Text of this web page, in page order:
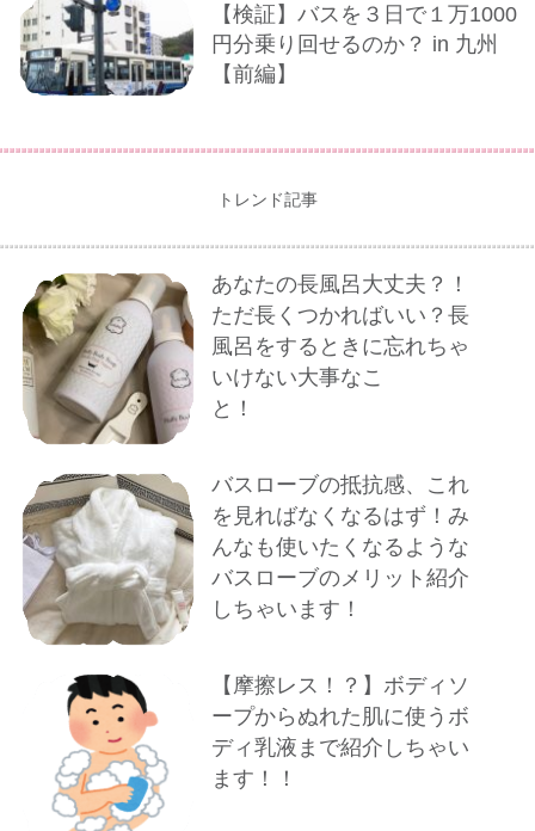
【検証】バスを３日で１万1000
円分乗り回せるのか？ in 九州
【前編】
トレンド記事
あなたの長風呂大丈夫？！
ただ長くつかればいい？長
風呂をするときに忘れちゃ
いけない大事なこ
と！
バスローブの抵抗感、これ
を見ればなくなるはず！み
んなも使いたくなるような
バスローブのメリット紹介
しちゃいます！
【摩擦レス！？】ボディソ
ープからぬれた肌に使うボ
ディ乳液まで紹介しちゃい
ます！！